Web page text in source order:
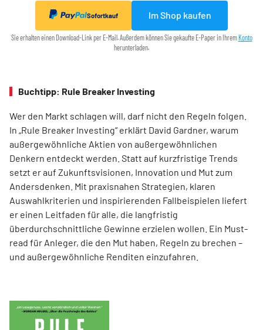
Sofortkauf Im Shop kaufen
Sie erhalten einen Download-Link per E-Mail. Außerdem können Sie gekaufte E-Paper in IhremKonto
herunterladen.
Buchtipp: Rule Breaker Investing
Wer den Markt schlagen will, darf nicht den Regeln folgen.
In „Rule Breaker Investing“ erklärt David Gardner, warum
außergewöhnliche Aktien von außer­gewöhnlichen
Denkern entdeckt werden. Statt auf kurzfristige Trends
setzt er auf Zukunftsvisionen, Innovation und Mut zum
Andersdenken. Mit praxisnahen Strategien, klaren
Auswahlkriterien und inspirierenden Fallbeispielen liefert
er einen Leit­faden für alle, die langfristig
überdurchschnittliche Gewinne erzielen wollen. Ein Must-
read für Anleger, die den Mut haben, Regeln zu brechen –
und außergewöhnliche Renditen einzufahren.